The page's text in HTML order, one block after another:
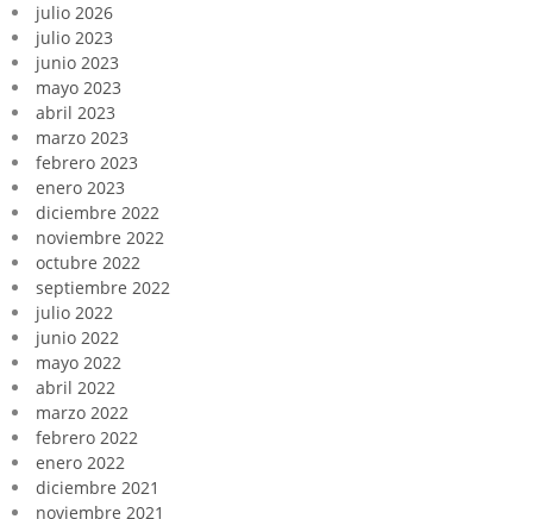
julio 2026
julio 2023
junio 2023
mayo 2023
abril 2023
marzo 2023
febrero 2023
enero 2023
diciembre 2022
noviembre 2022
octubre 2022
septiembre 2022
julio 2022
junio 2022
mayo 2022
abril 2022
marzo 2022
febrero 2022
enero 2022
diciembre 2021
noviembre 2021